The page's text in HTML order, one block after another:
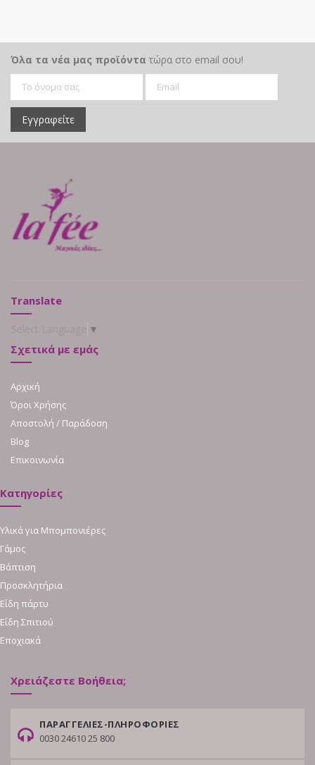
Όλα τα νέα μας προϊόντα τώρα στο email σου!
Εγγραφείτε
Translate
▼
Σχετικά με εμάς
Αρχική
Όροι Χρήσης
Αποστολή / Παράδοση
Blog
Επικοινωνία
Κατηγορίες
Υλικά για Μπομπονιέρες
Γάμος
Βάπτιση
Προσκλητήρια
Είδη πάρτυ
Είδη Σπιτιού
Εποχιακά
Χρειάζεστε Βοήθεια;
ΠΑΡΑΓΓΕΛΙΕΣ-ΠΛΗΡΟΦΟΡΙΕΣ
0030 24610 25 800